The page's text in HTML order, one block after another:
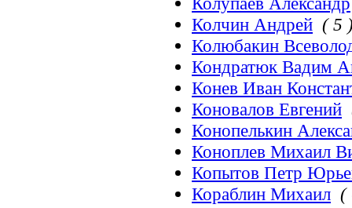
Колчин Андрей ( 5
Колюбакин
Кондратюк Вадим
Конев Иван
Коновалов Евгений
Конопелькин
Коноплев Михаил
Копытов Петр
Кораблин Михаил (